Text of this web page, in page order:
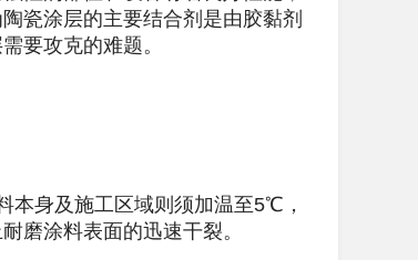
瓷涂层的主要结合剂是由胶黏剂
要攻克的难题。
身及施工区域则须加温至5℃，
磨涂料表面的迅速干裂。